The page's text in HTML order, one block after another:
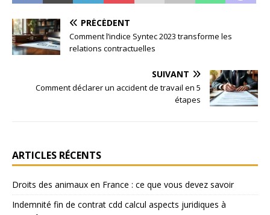
PRÉCÉDENT
Comment l’indice Syntec 2023 transforme les
relations contractuelles
SUIVANT
Comment déclarer un accident de travail en 5
étapes
ARTICLES RÉCENTS
Droits des animaux en France : ce que vous devez savoir
Indemnité fin de contrat cdd calcul aspects juridiques à